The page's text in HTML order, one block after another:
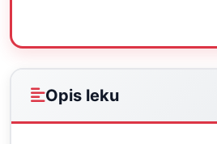
Opis leku